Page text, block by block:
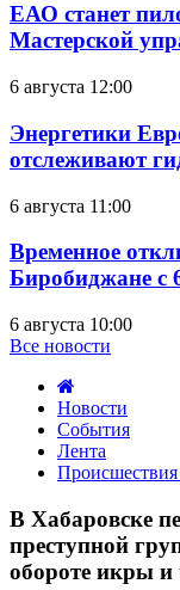
ЕАО станет
Мастерской
6 августа 12:00
Энергетики
отслеживают
6 августа 11:00
Временное
Биробиджане с
6 августа 10:00
Все новости
Новости
События
Лента
Хабаровске
перед
судом
предстанут
В Хабаровске
преступной
обороте икры и